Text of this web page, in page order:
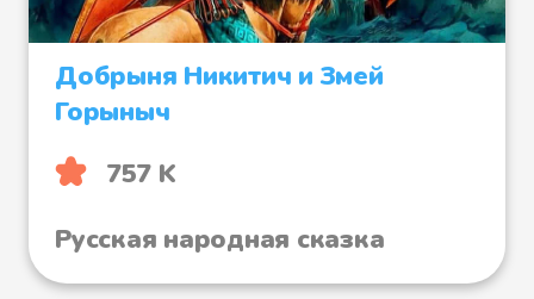
Добрыня Никитич и Змей
Горыныч
757 K
Русская народная сказка